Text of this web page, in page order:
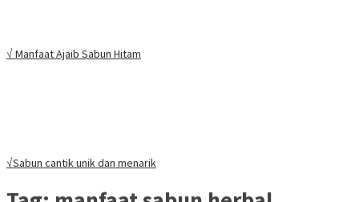
√ Manfaat Ajaib Sabun Hitam
√Sabun cantik unik dan menarik